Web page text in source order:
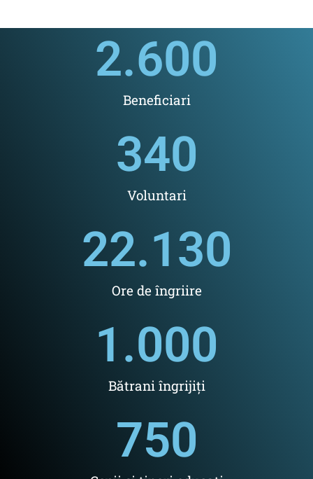
Beneficiari
2.600
Voluntari
340
Ore de îngriire
22.130
Bătrani îngrijiți
1.000
750